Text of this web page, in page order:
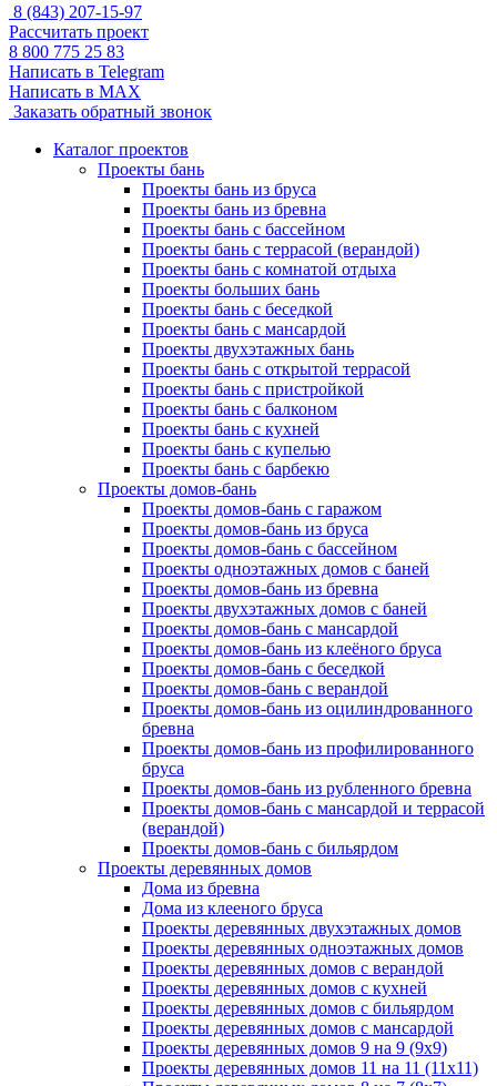
8 (843) 207-15-97
Рассчитать проект
8 800 775 25 83
Написать в Telegram
Написать в MAX
Заказать обратный звонок
Каталог проектов
Проекты бань
Проекты бань из бруса
Проекты бань из бревна
Проекты бань с бассейном
Проекты бань с террасой (верандой)
Проекты бань с комнатой отдыха
Проекты больших бань
Проекты бань с беседкой
Проекты бань с мансардой
Проекты двухэтажных бань
Проекты бань с открытой террасой
Проекты бань с пристройкой
Проекты бань с балконом
Проекты бань с кухней
Проекты бань с купелью
Проекты бань с барбекю
Проекты домов-бань
Проекты домов-бань с гаражом
Проекты домов-бань из бруса
Проекты домов-бань с бассейном
Проекты одноэтажных домов с баней
Проекты домов-бань из бревна
Проекты двухэтажных домов с баней
Проекты домов-бань с мансардой
Проекты домов-бань из клеёного бруса
Проекты домов-бань с беседкой
Проекты домов-бань с верандой
Проекты домов-бань из оцилиндрованного
бревна
Проекты домов-бань из профилированного
бруса
Проекты домов-бань из рубленного бревна
Проекты домов-бань с мансардой и террасой
(верандой)
Проекты домов-бань с бильярдом
Проекты деревянных домов
Дома из бревна
Дома из клееного бруса
Проекты деревянных двухэтажных домов
Проекты деревянных одноэтажных домов
Проекты деревянных домов с верандой
Проекты деревянных домов с кухней
Проекты деревянных домов с бильярдом
Проекты деревянных домов с мансардой
Проекты деревянных домов 9 на 9 (9x9)
Проекты деревянных домов 11 на 11 (11x11)